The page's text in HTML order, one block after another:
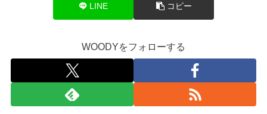
LINE コピー
WOODYをフォローする